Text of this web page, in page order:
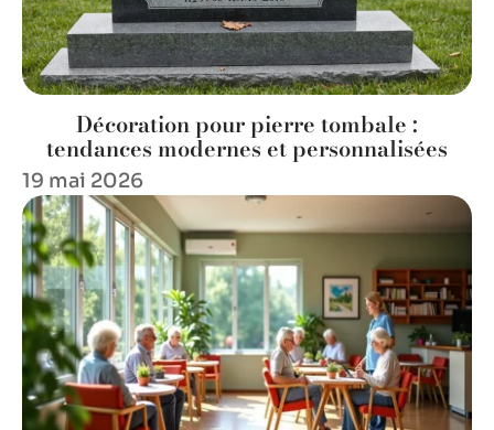
Décoration pour pierre tombale :
tendances modernes et personnalisées
19 mai 2026